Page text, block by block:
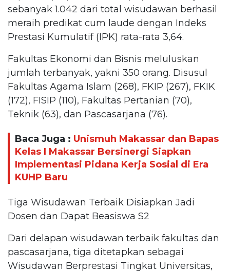
sebanyak 1.042 dari total wisudawan berhasil
meraih predikat cum laude dengan Indeks
Prestasi Kumulatif (IPK) rata-rata 3,64.
Fakultas Ekonomi dan Bisnis meluluskan
jumlah terbanyak, yakni 350 orang. Disusul
Fakultas Agama Islam (268), FKIP (267), FKIK
(172), FISIP (110), Fakultas Pertanian (70),
Teknik (63), dan Pascasarjana (76).
Baca Juga : Unismuh Makassar dan Bapas
Kelas I Makassar Bersinergi Siapkan
Implementasi Pidana Kerja Sosial di Era
KUHP Baru
Tiga Wisudawan Terbaik Disiapkan Jadi
Dosen dan Dapat Beasiswa S2
Dari delapan wisudawan terbaik fakultas dan
pascasarjana, tiga ditetapkan sebagai
Wisudawan Berprestasi Tingkat Universitas,